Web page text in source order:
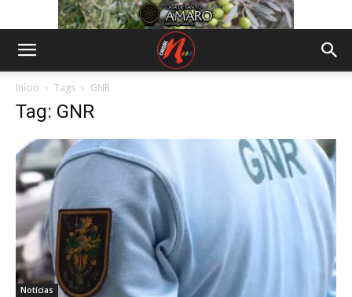
Início Tags GNR
Tag: GNR
Notícias